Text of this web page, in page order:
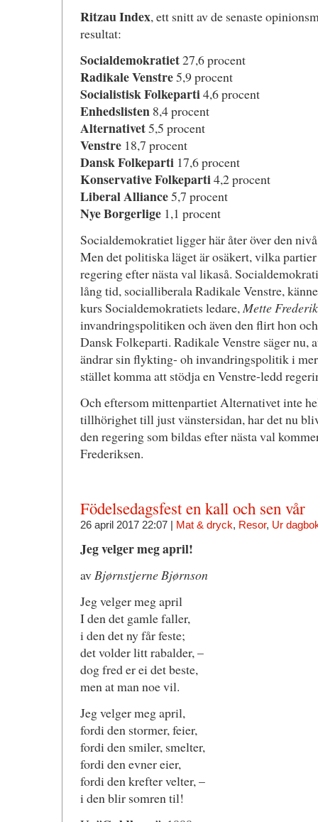
Ritzau Index, ett snitt av de senaste
resultat:
Socialdemokratiet27,6 procent
Radikale Venstre5,9 procent
Socialistisk Folkeparti4,6 procent
Enhedslisten8,4 procent
Alternativet5,5 procent
Venstre18,7 procent
Dansk Folkeparti17,6 procent
Konservative Folkeparti4,2 procent
Liberal Alliance5,7 procent
Nye Borgerlige1,1 procent
Socialdemokratiet ligger här åter över den
Men det politiska läget är osäkert, vilka
regering efter nästa val likaså.
lång tid, socialliberala Radikale Venstre,
kurs Socialdemokratiets ledare,Mette
invandringspolitiken och även den flirt hon
Dansk Folkeparti. Radikale Venstre säger nu,
ändrar sin flykting- oh invandringspolitik i
stället komma att stödja en Venstre-ledd
Och eftersom mittenpartiet Alternativet inte
tillhörighet till just vänstersidan, har det nu
den regering som bildas efter nästa val
Frederiksen.
Födelsedagsfest en kall och sen vår
26 april 2017 22:07 | Mat & dryck, Resor, Ur
Jeg velger meg april!
avBjørnstjerne Bjørnson
Jeg velger meg april
I den det gamle faller,
i den det ny får feste;
det volder litt rabalder, –
dog fred er ei det beste,
men at man noe vil.
Jeg velger meg april,
fordi den stormer, feier,
fordi den smiler, smelter,
fordi den evner eier,
fordi den krefter velter, –
i den blir somren til!